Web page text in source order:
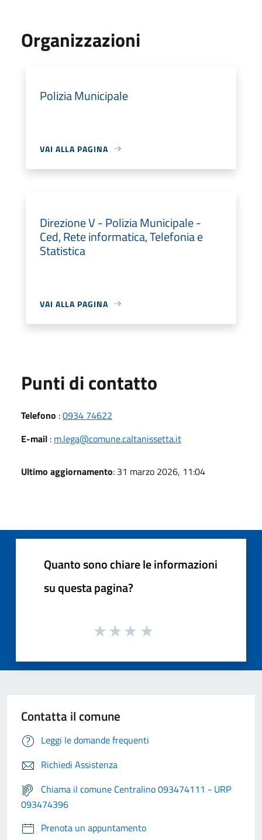
Organizzazioni
Polizia Municipale
VAI ALLA PAGINA
Direzione V - Polizia Municipale -
Ced, Rete informatica, Telefonia e
Statistica
VAI ALLA PAGINA
Punti di contatto
Telefono :0934 74622
E-mail : m.lega@comune.caltanissetta.it
Ultimo aggiornamento: 31 marzo 2026, 11:04
Quanto sono chiare le informazioni
su questa pagina?
Contatta il comune
Leggi le domande frequenti
Richiedi Assistenza
Chiama il comune Centralino 093474111 - URP
093474396
Prenota un appuntamento